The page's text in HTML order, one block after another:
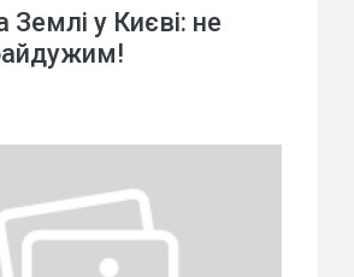
Землі у Києві: не